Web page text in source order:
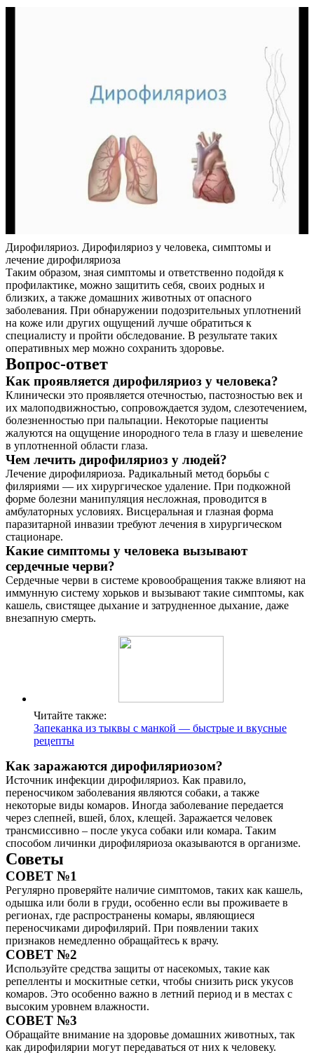
Дирофиляриоз. Дирофиляриоз у человека, симптомы и
лечение дирофиляриоза
Таким образом, зная симптомы и ответственно подойдя к
профилактике, можно защитить себя, своих родных и
близких, а также домашних животных от опасного
заболевания. При обнаружении подозрительных уплотнений
на коже или других ощущений лучше обратиться к
специалисту и пройти обследование. В результате таких
оперативных мер можно сохранить здоровье.
Вопрос-ответ
Как проявляется дирофиляриоз у человека?
Клинически это проявляется отечностью, пастозностью век и
их малоподвижностью, сопровождается зудом, слезотечением,
болезненностью при пальпации. Некоторые пациенты
жалуются на ощущение инородного тела в глазу и шевеление
в уплотненной области глаза.
Чем лечить дирофиляриоз у людей?
Лечение дирофиляриоза. Радикальный метод борьбы с
филяриями — их хирургическое удаление. При подкожной
форме болезни манипуляция несложная, проводится в
амбулаторных условиях. Висцеральная и глазная форма
паразитарной инвазии требуют лечения в хирургическом
стационаре.
Какие симптомы у человека вызывают
сердечные черви?
Сердечные черви в системе кровообращения также влияют на
иммунную систему хорьков и вызывают такие симптомы, как
кашель, свистящее дыхание и затрудненное дыхание, даже
внезапную смерть.
Читайте также:
Запеканка из тыквы с манкой — быстрые и вкусные
рецепты
Как заражаются дирофиляриозом?
Источник инфекции дирофиляриоз. Как правило,
переносчиком заболевания являются собаки, а также
некоторые виды комаров. Иногда заболевание передается
через слепней, вшей, блох, клещей. Заражается человек
трансмиссивно – после укуса собаки или комара. Таким
способом личинки дирофиляриоза оказываются в организме.
Советы
СОВЕТ №1
Регулярно проверяйте наличие симптомов, таких как кашель,
одышка или боли в груди, особенно если вы проживаете в
регионах, где распространены комары, являющиеся
переносчиками дирофилярий. При появлении таких
признаков немедленно обращайтесь к врачу.
СОВЕТ №2
Используйте средства защиты от насекомых, такие как
репелленты и москитные сетки, чтобы снизить риск укусов
комаров. Это особенно важно в летний период и в местах с
высоким уровнем влажности.
СОВЕТ №3
Обращайте внимание на здоровье домашних животных, так
как дирофилярии могут передаваться от них к человеку.